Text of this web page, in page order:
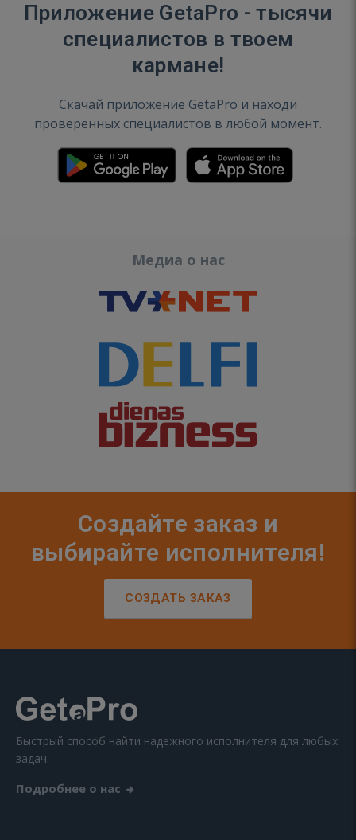
Приложение GetaPro - тысячи
специалистов в твоем
кармане!
Скачай приложение GetaPro и находи
проверенных специалистов в любой момент.
Медиа о нас
Создайте заказ и
выбирайте исполнителя!
СОЗДАТЬ ЗАКАЗ
Быстрый способ найти надежного исполнителя для любых
задач.
Подробнее о нас